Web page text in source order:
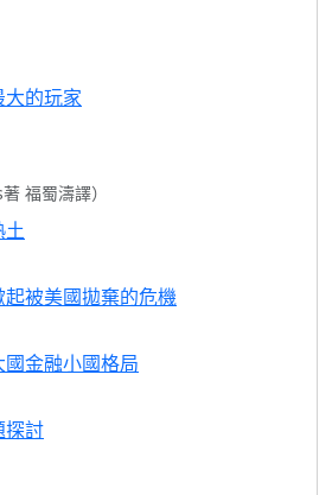
的玩家
福蜀濤譯）
土
被美國拋棄的危機
金融小國格局
探討